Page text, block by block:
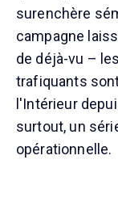
surenchère
campagne
de déjà-vu –
trafiquants
l'Intérieur
surtout, un
opérationnelle.